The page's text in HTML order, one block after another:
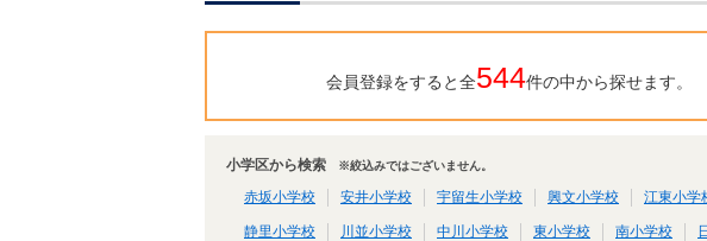
会員登録をすると全544件の中から探せます。
小学区から検索 ※絞込みではございません。
赤坂小学校 安井小学校 宇留生小学校 興文小学校 江東小学
静里小学校 川並小学校 中川小学校 東小学校 南小学校